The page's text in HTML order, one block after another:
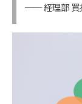
── 経理部 買